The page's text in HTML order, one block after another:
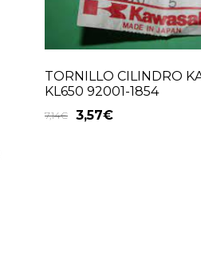
TORNILLO CILINDRO
KL650 92001-1854
7,14€ 3,57€